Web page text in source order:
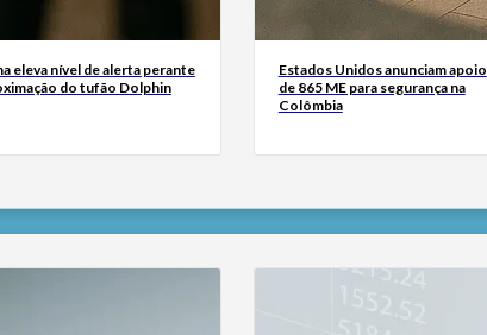
eleva nível de alerta perante
do tufão Dolphin
Estados Unidos anunciam apoio
de 865 ME para segurança na
Colômbia